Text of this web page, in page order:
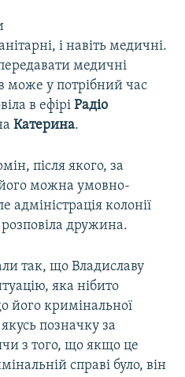
і навіть медичні.
медичні
може у потрібний час
в ефірі Радіо
Катерина.
після якого, за
можна умовно-
адміністрація колонії
дружина.
так, що Владиславу
яка нібито
його кримінальної
позначку за
з того, що якщо це
справі було, він